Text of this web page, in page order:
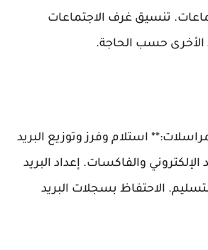
تنسيق غرف الاجتماعات
الأخرى حسب الحاجة.
استلام وفرز وتوزيع البريد
الإلكتروني والفاكسات. إعداد البريد
الاحتفاظ بسجلات البريد